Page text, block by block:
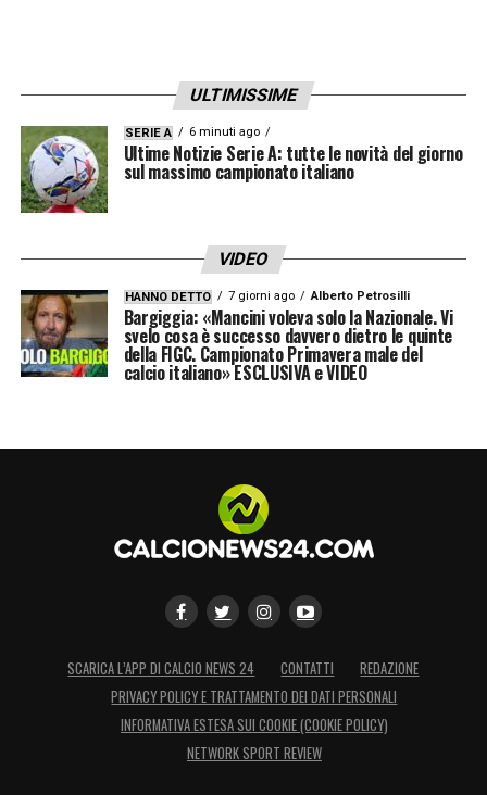
ULTIMISSIME
SERIE A 6 minuti ago
Ultime Notizie Serie A: tutte le novità del giorno
sul massimo campionato italiano
VIDEO
HANNO DETTO 7 giorni ago Alberto Petrosilli
Bargiggia: «Mancini voleva solo la Nazionale. Vi
svelo cosa è successo davvero dietro le quinte
della FIGC. Campionato Primavera male del
calcio italiano» ESCLUSIVA e VIDEO
SCARICA L’APP DI CALCIO NEWS 24 CONTATTI
REDAZIONE
PRIVACY POLICY E TRATTAMENTO DEI DATI PERSONALI
INFORMATIVA ESTESA SUI COOKIE (COOKIE POLICY)
NETWORK SPORT REVIEW